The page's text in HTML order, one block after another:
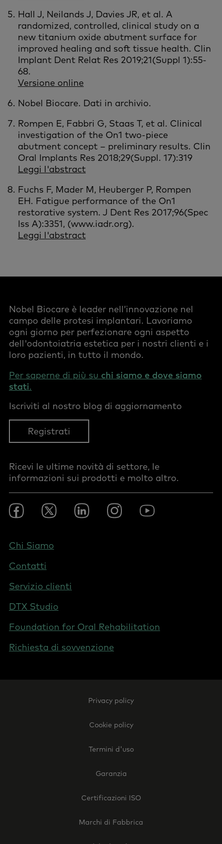
Hall J, Neilands J, Davies JR, et al. A
randomized, controlled, clinical study on a
new titanium oxide abutment surface for
improved healing and soft tissue health. Clin
Implant Dent Relat Res 2019;21(Suppl 1):55-
68.
Versione online
Nobel Biocare. Dati in archivio.
Rompen E, Fabbri G, Staas T, et al. Clinical
investigation of the On1 two‐piece
abutment concept – preliminary results. Clin
Oral Implants Res 2018;29(Suppl. 17):319
Leggi l'abstract
Fuchs F, Mader M, Heuberger P, Rompen
EH. Fatigue performance of the On1
restorative system. J Dent Res 2017;96(Spec
Iss A):3351, (www.iadr.org).
Leggi l'abstract
Nobel Biocare è leader nell’innovazione nel
campo delle protesi implantari. Lavoriamo
ogni giorno per perfezionare ogni aspetto
dell'odontoiatria estetica per i nostri clienti e i
loro pazienti, in tutto il mondo.
Per saperne di più su chi siamo e dove siamo
stati.
Iscriviti al nostro blog di aggiornamento
Registrati
Ricevi le ultime novità di settore, le
informazioni sui prodotti e molto altro.
Footer
Social
Italy
FacebookTwitter LinkedInInstagramYouTube
Footer
Switzerland
Chi Siamo
Contatti
Servizio clienti
DTX Studio
Foundation for Oral Rehabilitation
Richiesta di sovvenzione
Privacy policy
Cookie policy
Termini d'uso
Garanzia
Certificazioni ISO
Marchi di Fabbrica